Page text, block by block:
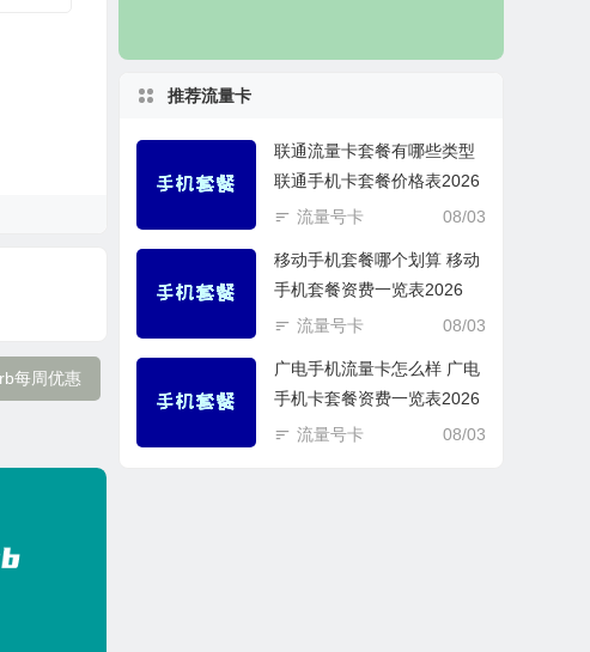
每周优惠
推荐流量卡
联通流量卡套餐有哪些类型
联通手机卡套餐价格表2026
08/03
流量号卡
移动手机套餐哪个划算 移动
手机套餐资费一览表2026
08/03
流量号卡
广电手机流量卡怎么样 广电
手机卡套餐资费一览表2026
08/03
流量号卡